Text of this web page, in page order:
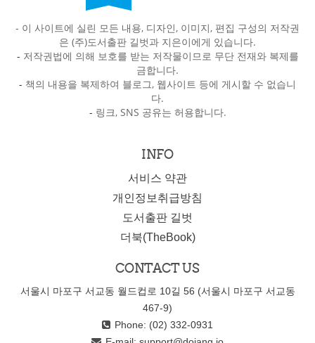
- 이 사이트에 실린 모든 내용, 디자인, 이미지, 편집 구성의 저작권
은 (주)도서출판 길벗과 지은이에게 있습니다.
- 저작권법에 의해 보호를 받는 저작물이므로 무단 전재와 복제를
금합니다.
- 책의 내용을 복제하여 블로그, 웹사이트 등에 게시할 수 없습니
다.
- 링크, SNS 공유는 허용합니다.
INFO
서비스 약관
개인정보취급방침
도서출판 길벗
더북(TheBook)
CONTACT US
서울시 마포구 서교동 월드컵로 10길 56 (서울시 마포구 서교동
467-9)
Phone: (02) 332-0931